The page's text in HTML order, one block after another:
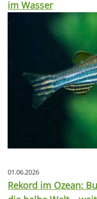
im Wasser
01.06.2026
Rekord im Ozean: